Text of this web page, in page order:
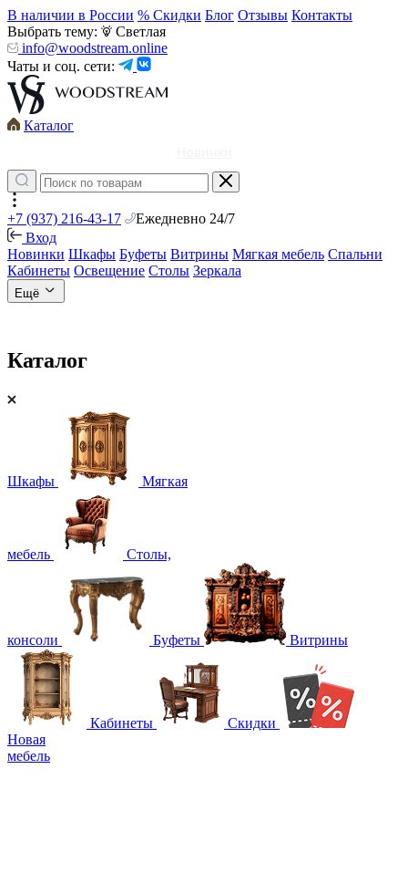
В наличии в России % Скидки Блог Отзывы Контакты
Выбрать тему:
Светлая
info@woodstream.online
Чаты и соц. сети:
Каталог
+7 (937) 216-43-17
Ежедневно 24/7
Вход
Новинки Шкафы Буфеты Витрины Мягкая мебель Спальни
Кабинеты Освещение Столы Зеркала
Ещё
Каталог
Шкафы Мягкая
мебель Столы,
консоли Буфеты Витрины
Кабинеты
Скидки
Новая
мебель